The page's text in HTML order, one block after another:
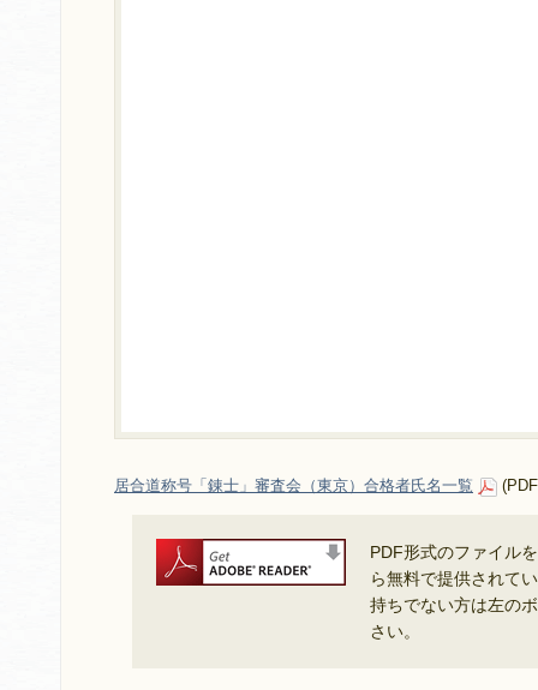
居合道称号「錬士」審査会（東京）合格者氏名一覧
PDF形式のファイル
ら無料で提供されて
持ちでない方は左の
さい。